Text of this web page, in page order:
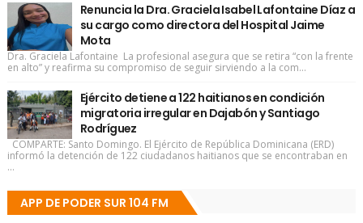
Renuncia la Dra. Graciela Isabel Lafontaine Díaz a
su cargo como directora del Hospital Jaime
Mota
Dra. Graciela Lafontaine La profesional asegura que se retira “con la frente
en alto” y reafirma su compromiso de seguir sirviendo a la com...
Ejército detiene a 122 haitianos en condición
migratoria irregular en Dajabón y Santiago
Rodríguez
COMPARTE: Santo Domingo. El Ejército de República Dominicana (ERD)
informó la detención de 122 ciudadanos haitianos que se encontraban en
...
APP DE PODER SUR 104 FM